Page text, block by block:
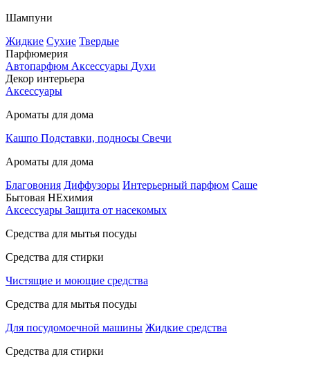
Шампуни
Жидкие Сухие Твердые
Парфюмерия
Автопарфюм Аксессуары Духи
Декор интерьера
Аксессуары
Ароматы для дома
Кашпо Подставки, подносы Свечи
Ароматы для дома
Благовония Диффузоры Интерьерный парфюм Саше
Бытовая НЕхимия
Аксессуары Защита от насекомых
Средства для мытья посуды
Средства для стирки
Чистящие и моющие средства
Средства для мытья посуды
Для посудомоечной машины Жидкие средства
Средства для стирки